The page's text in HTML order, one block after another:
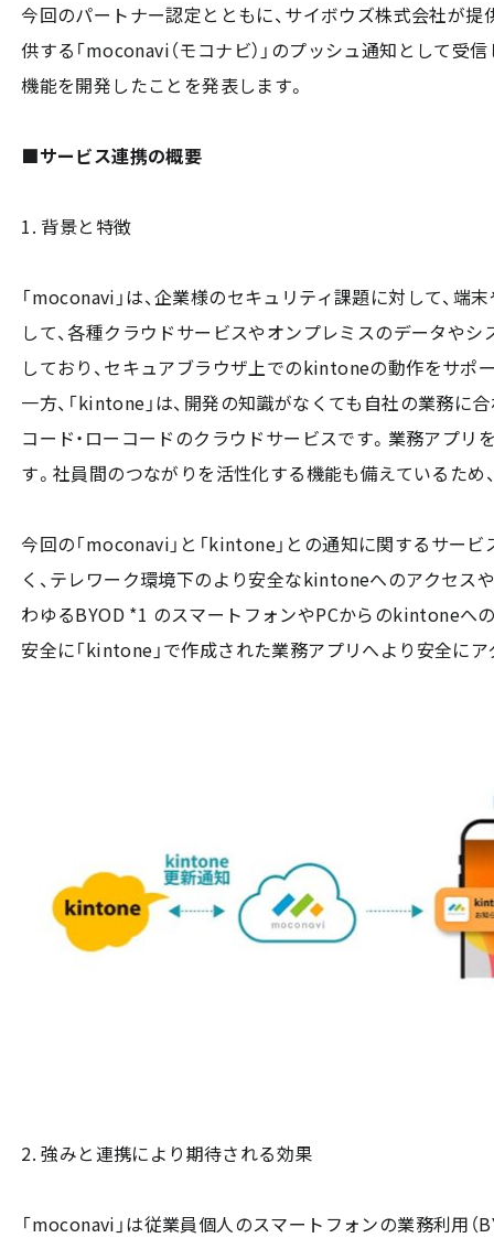
今回のパートナー認定とともに、サイボウズ株式会社が提
供する「moconavi（モコナビ）」のプッシュ通知として
機能を開発したことを発表します。
■サービス連携の概要
1. 背景と特徴
「moconavi」は、企業様のセキュリティ課題に対して、
して、各種クラウドサービスやオンプレミスのデータや
しており、セキュアブラウザ上でのkintoneの動作をサポ
一方、「kintone」は、開発の知識がなくても自社の業務に
コード・ローコードのクラウドサービスです。業務アプ
す。社員間のつながりを活性化する機能も備えているため
今回の「moconavi」と「kintone」との通知に関するサー
く、テレワーク環境下のより安全なkintoneへのアクセス
わゆるBYOD *1 のスマートフォンやPCからのkintoneへ
安全に「kintone」で作成された業務アプリへより安全に
2. 強みと連携により期待される効果
「moconavi」は従業員個人のスマートフォンの業務利用（